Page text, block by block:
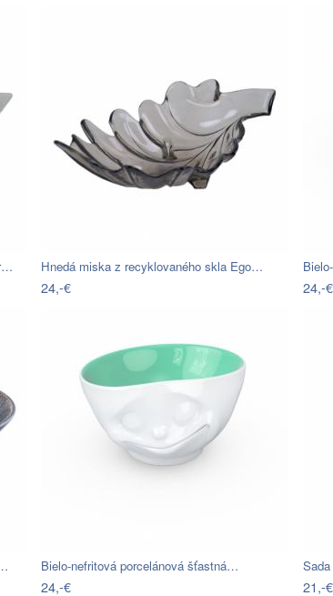
Hnedá miska z recyklovaného skla Ego…
24,-€ 24,-€
Bielo-nefritová porcelánová šťastná…
24,-€ 21,-€